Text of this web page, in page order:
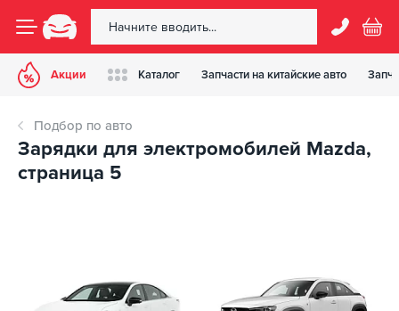
Акции Каталог Запчасти на китайские авто
Подбор по авто
Зарядки для электромобилей Mazda,
страница 5